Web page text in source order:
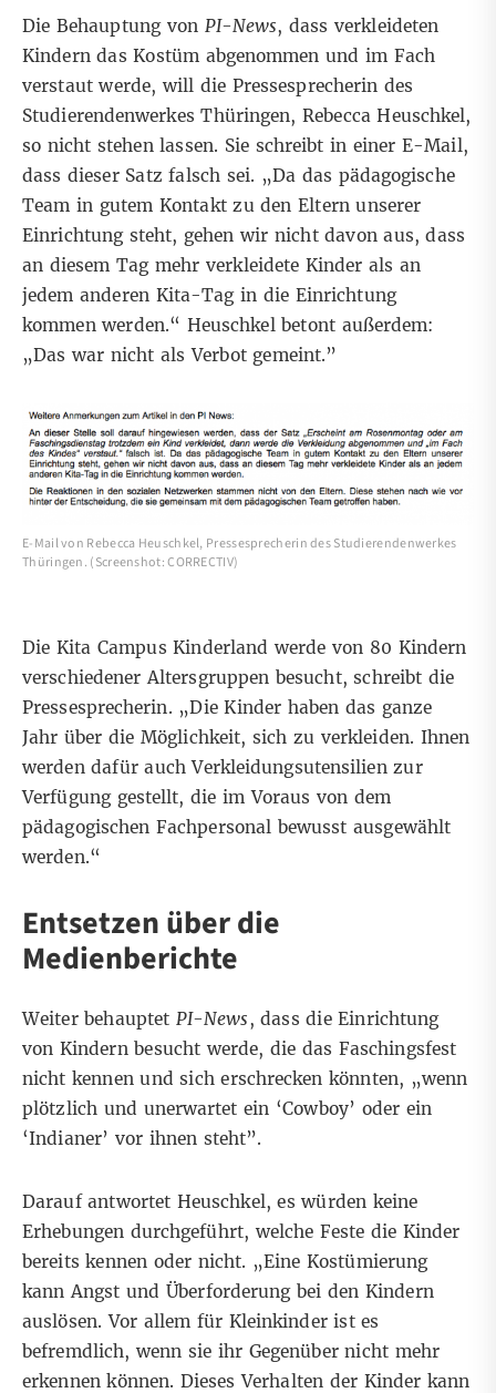
Die Behauptung von PI-News, dass verkleideten
Kindern das Kostüm abgenommen und im Fach
verstaut werde, will die Pressesprecherin des
Studierendenwerkes Thüringen, Rebecca Heuschkel,
so nicht stehen lassen. Sie schreibt in einer E-Mail,
dass dieser Satz falsch sei. „Da das pädagogische
Team in gutem Kontakt zu den Eltern unserer
Einrichtung steht, gehen wir nicht davon aus, dass
an diesem Tag mehr verkleidete Kinder als an
jedem anderen Kita-Tag in die Einrichtung
kommen werden.“ Heuschkel betont außerdem:
„Das war nicht als Verbot gemeint.”
E-Mail von Rebecca Heuschkel, Pressesprecherin des Studierendenwerkes
Thüringen. (Screenshot: CORRECTIV)
Die Kita Campus Kinderland werde von 80 Kindern
verschiedener Altersgruppen besucht, schreibt die
Pressesprecherin. „Die Kinder haben das ganze
Jahr über die Möglichkeit, sich zu verkleiden. Ihnen
werden dafür auch Verkleidungsutensilien zur
Verfügung gestellt, die im Voraus von dem
pädagogischen Fachpersonal bewusst ausgewählt
werden.“
Entsetzen über die
Medienberichte
Weiter behauptet PI-News, dass die Einrichtung
von Kindern besucht werde, die das Faschingsfest
nicht kennen und sich erschrecken könnten, „wenn
plötzlich und unerwartet ein ‘Cowboy’ oder ein
‘Indianer’ vor ihnen steht”.
Darauf antwortet Heuschkel, es würden keine
Erhebungen durchgeführt, welche Feste die Kinder
bereits kennen oder nicht. „Eine Kostümierung
kann Angst und Überforderung bei den Kindern
auslösen. Vor allem für Kleinkinder ist es
befremdlich, wenn sie ihr Gegenüber nicht mehr
erkennen können. Dieses Verhalten der Kinder kann